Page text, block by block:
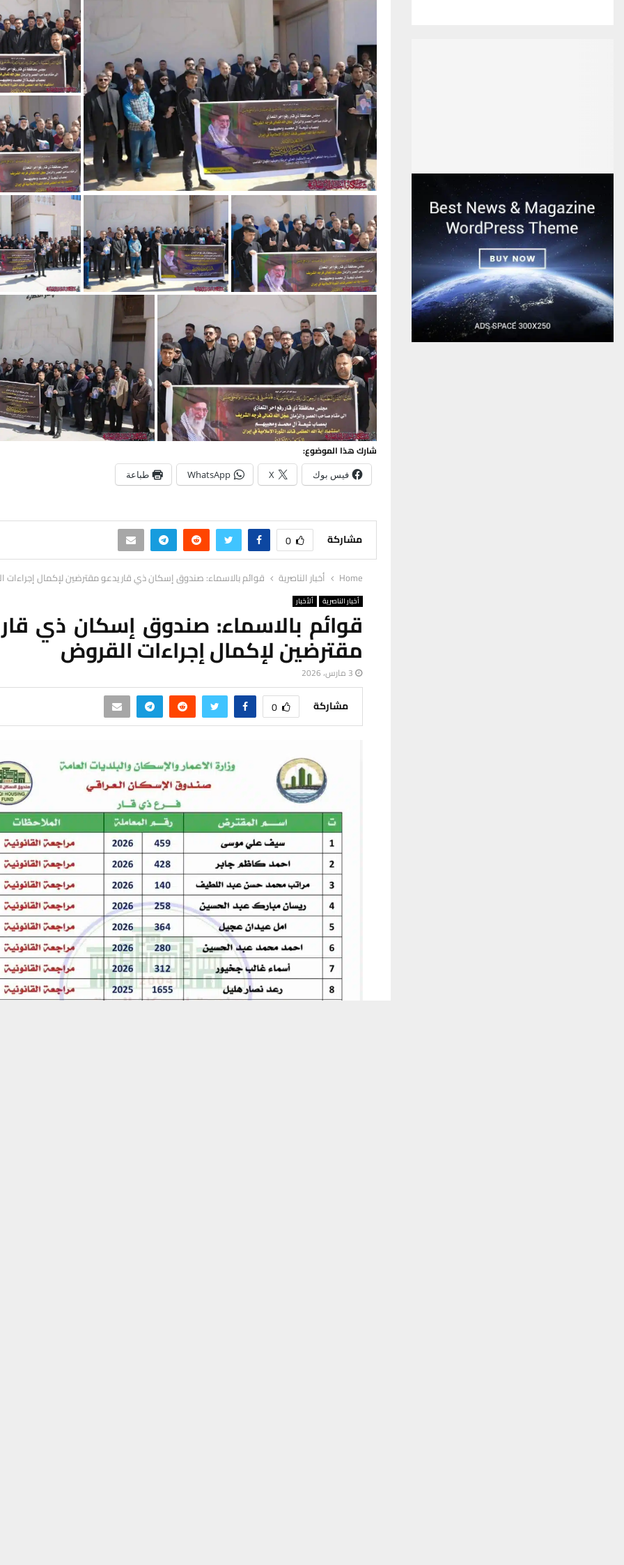
شارك هذا الموضوع:
فيس بوك X
WhatsApp طباعة
مشاركة 0
Home أخبار الناصرية قوائم بالاسماء: صندوق إسكان ذي قار يدعو مقترضين لإكمال إجراءات
أخبار الناصرية ألأخبار
قوائم بالاسماء: صندوق إسكان ذي
مقترضين لإكمال إجراءات القروض
3 مارس، 2026
مشاركة 0